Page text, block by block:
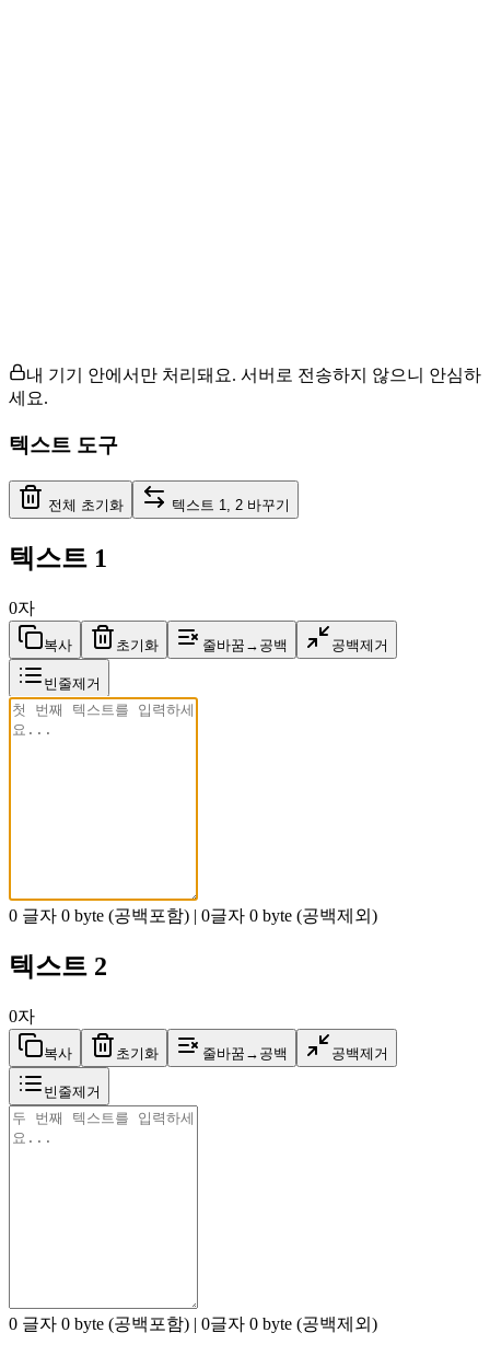
내 기기 안에서만 처리돼요. 서버로 전송하지 않으니 안심하
세요.
텍스트 도구
전체 초기화 텍스트 1, 2 바꾸기
텍스트 1
0자
복사 초기화 줄바꿈→공백 공백제거
빈줄제거
0 글자 0 byte (공백포함) | 0글자 0 byte (공백제외)
텍스트 2
0자
복사 초기화 줄바꿈→공백 공백제거
빈줄제거
0 글자 0 byte (공백포함) | 0글자 0 byte (공백제외)